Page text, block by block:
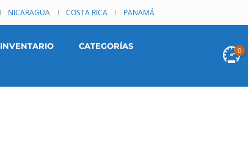
NICARAGUA COSTA RICA PANAMÁ
0
INVENTARIO CATEGORÍAS